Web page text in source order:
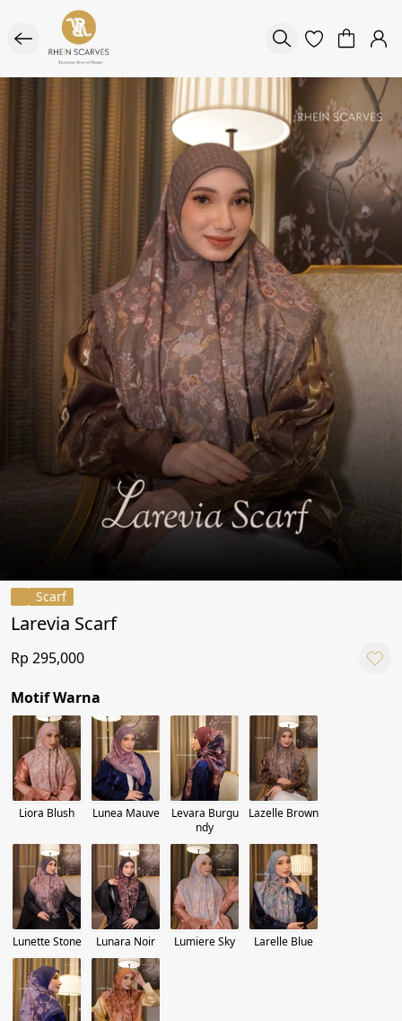
Scarf
Larevia Scarf
Rp 295,000
Motif Warna
Liora Blush Lunea Mauve
Levara Burgu
ndy
Lazelle Brown
Lunette Stone Lunara Noir Lumiere Sky Larelle Blue